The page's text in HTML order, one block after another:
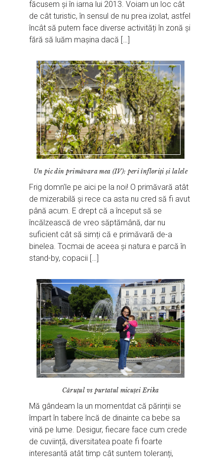
făcusem și în iarna lui 2013. Voiam un loc cât
de cât turistic, în sensul de nu prea izolat, astfel
încât să putem face diverse activități în zonă și
fără să luăm mașina dacă […]
Un pic din primăvara mea (IV): peri înfloriți și lalele
Frig domn’le pe aici pe la noi! O primăvară atât
de mizerabilă și rece ca asta nu cred să fi avut
până acum. E drept că a început să se
încălzească de vreo săptămână, dar nu
suficient cât să simți că e primăvară de-a
binelea. Tocmai de aceea și natura e parcă în
stand-by, copacii […]
Căruţul vs purtatul micuţei Erika
Mă gândeam la un momentdat că părinții se
împart în tabere încă de dinainte ca bebe sa
vină pe lume. Desigur, fiecare face cum crede
de cuviință, diversitatea poate fi foarte
interesantă atât timp cât suntem toleranți,